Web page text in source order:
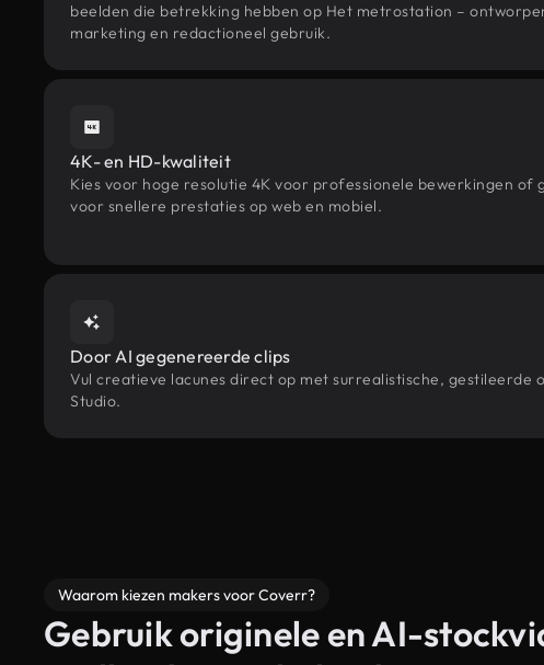
beelden die betrekking hebben op Het metrostation –
marketing en redactioneel gebruik.
4K- en HD-kwaliteit
Kies voor hoge resolutie 4K voor professionele bewerkingen of
voor snellere prestaties op web en mobiel.
Door AI gegenereerde clips
Vul creatieve lacunes direct op met surrealistische,
Studio.
Waarom kiezen makers voor Coverr?
Gebruik originele en AI-